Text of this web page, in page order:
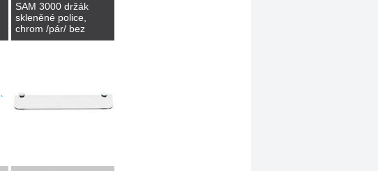
SAM 3000 držák
skleněné police,
chrom /pár/ bez
police.